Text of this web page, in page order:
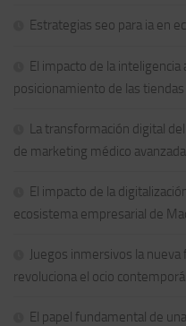
Estrategias seo para ia en
El impacto de la
posicionamiento de las
La transformación digital
de marketing médico
El impacto de la
ecosistema empresarial de
Juegos inmersivos la
revoluciona el ocio
El papel fundamental de